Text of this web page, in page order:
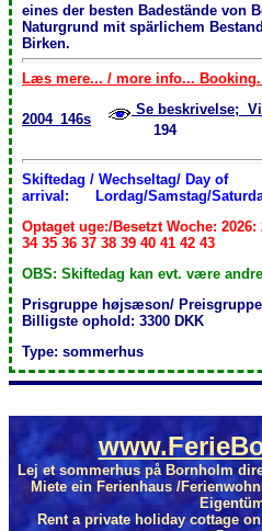
eines der besten Badestände von
Naturgrund mit spärlichem
Birken.
Læs mere... / more info...
2004_146s
Se beskrivelse;
194
Skiftedag / Wechseltag/ Day of
arrival:
Lordag/Samstag/
Optaget uge:/Besetzt Woche: 2026:
34 35 36 37 38 39 40 41 42 43
OBS: Skiftedag kan evt. være
Prisgruppe højsæson/ Preisgruppe
Billigste ophold: 3300 DKK
Type: sommerhus
Lej et sommerhus på Bornholm
Miete ein Ferienhaus /
Rent a private holiday cottage